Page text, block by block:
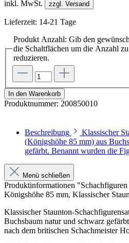
inkl. MwSt. zzgl. Versand
Lieferzeit: 14-21 Tage
Produkt Anzahl: Gib den
die Schaltflächen um die Anzahl
reduzieren.
In den Warenkorb
Produktnummer: 200850010
Beschreibung
Klassischer
(Königshöhe 85 mm) aus
gefärbt. Benannt wurden die
Menü schließen
Produktinformationen
Königshöhe 85 mm, Klassischer
Klassischer Staunton-
Buchsbaum natur und schwarz
nach dem britischen Schachmeister